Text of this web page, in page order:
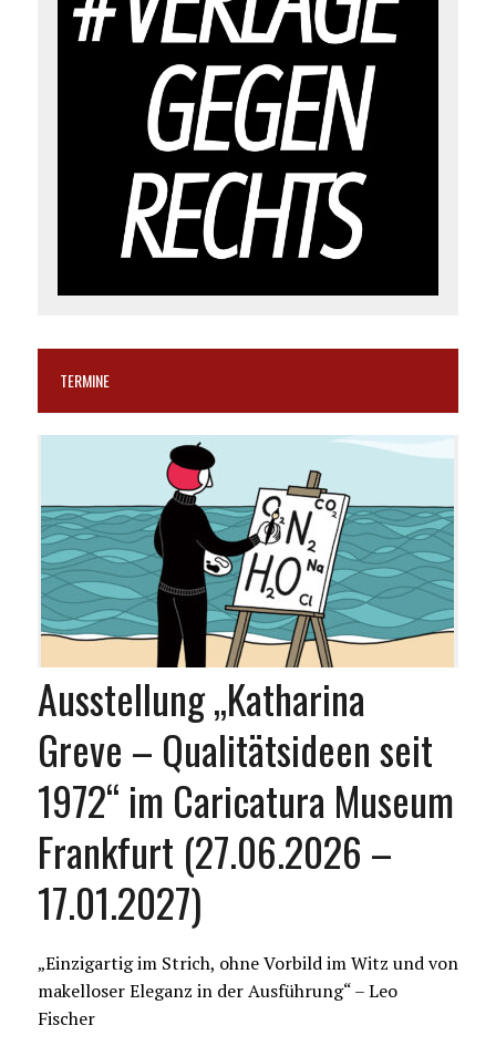
TERMINE
Ausstellung „Katharina
Greve – Qualitätsideen seit
1972“ im Caricatura Museum
Frankfurt (27.06.2026 –
17.01.2027)
„Einzigartig im Strich, ohne Vorbild im Witz und von
makelloser Eleganz in der Ausführung“ – Leo
Fischer